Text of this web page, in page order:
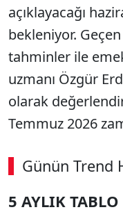
açıklayacağı
bekleniyor.
tahminler ile
uzmanı Özgür
olarak
Temmuz 2026
Günün Trend
5 AYLIK TABLO